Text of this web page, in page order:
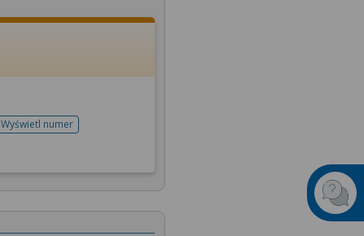
Wyświetl numertelefonu do rejestracji